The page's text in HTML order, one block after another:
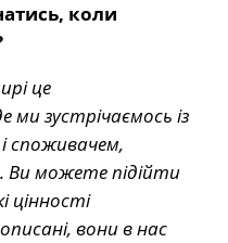
коли
це
ми зустрічаємось із
споживачем,
Ви можете підійти
цінності
вони в нас